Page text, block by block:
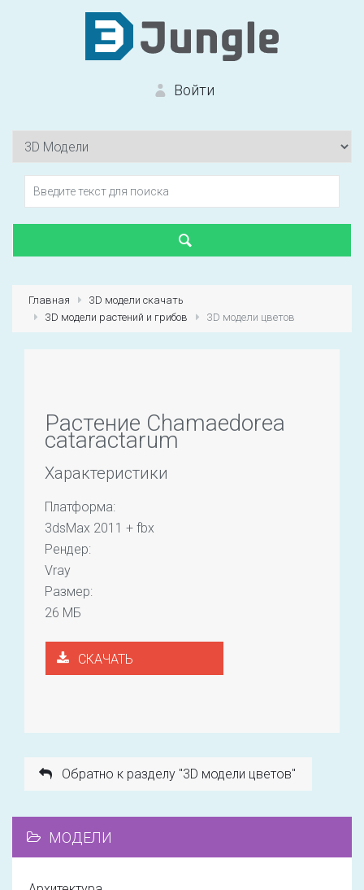
Войти
Первый раз?
Главная
3D модели скачать
3D модели растений и грибов
3D модели цветов
Растение Chamaedorea
cataractarum
Характеристики
Платформа:
3dsMax 2011 + fbx
Рендер:
Vray
Размер:
26 МБ
СКАЧАТЬ
Обратно к разделу "3D модели цветов"
МОДЕЛИ